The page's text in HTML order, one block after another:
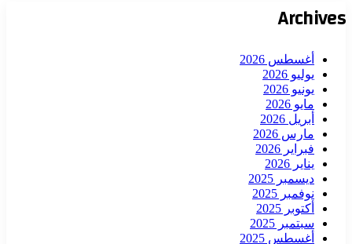
Archives
أغسطس 2026
يوليو 2026
يونيو 2026
مايو 2026
أبريل 2026
مارس 2026
فبراير 2026
يناير 2026
ديسمبر 2025
نوفمبر 2025
أكتوبر 2025
سبتمبر 2025
أغسطس 2025